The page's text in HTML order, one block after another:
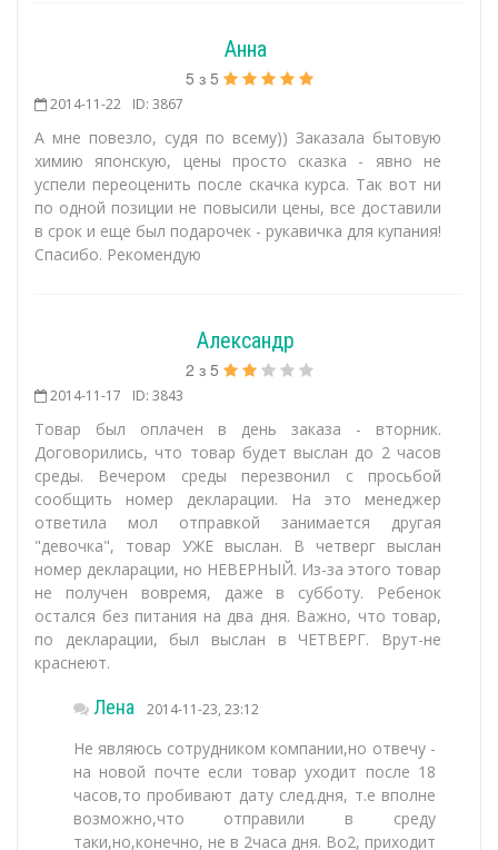
Анна
5 з 5
2014-11-22 ID: 3867
А мне повезло, судя по всему)) Заказала бытовую
химию японскую, цены просто сказка - явно не
успели переоценить после скачка курса. Так вот ни
по одной позиции не повысили цены, все доставили
в срок и еще был подарочек - рукавичка для купания!
Спасибо. Рекомендую
Александр
2 з 5
2014-11-17 ID: 3843
Товар был оплачен в день заказа - вторник.
Договорились, что товар будет выслан до 2 часов
среды. Вечером среды перезвонил с просьбой
сообщить номер декларации. На это менеджер
ответила мол отправкой занимается другая
"девочка", товар УЖЕ выслан. В четверг выслан
номер декларации, но НЕВЕРНЫЙ. Из-за этого товар
не получен вовремя, даже в субботу. Ребенок
остался без питания на два дня. Важно, что товар,
по декларации, был выслан в ЧЕТВЕРГ. Врут-не
краснеют.
Лена 2014-11-23, 23:12
Не являюсь сотрудником компании,но отвечу -
на новой почте если товар уходит после 18
часов,то пробивают дату след.дня, т.е вполне
возможно,что отправили в среду
таки,но,конечно, не в 2часа дня. Во2, приходит